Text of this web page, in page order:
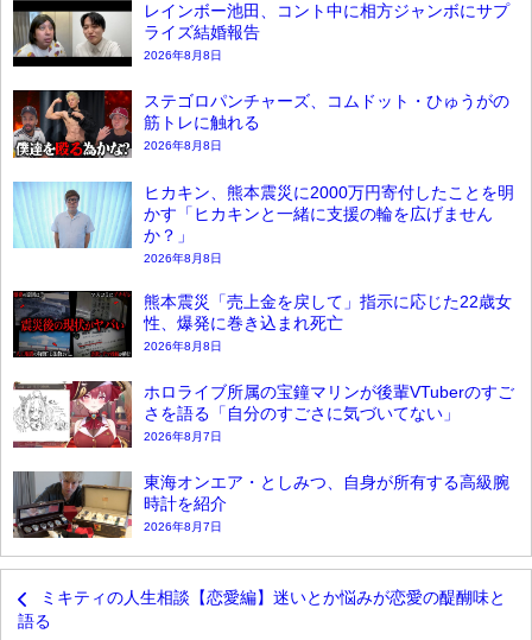
レインボー池田、コント中に相方ジャンボにサプ
ライズ結婚報告
2026年8月8日
ステゴロパンチャーズ、コムドット・ひゅうがの
筋トレに触れる
2026年8月8日
ヒカキン、熊本震災に2000万円寄付したことを明
かす「ヒカキンと一緒に支援の輪を広げません
か？」
2026年8月8日
熊本震災「売上金を戻して」指示に応じた22歳女
性、爆発に巻き込まれ死亡
2026年8月8日
ホロライブ所属の宝鐘マリンが後輩VTuberのすご
さを語る「自分のすごさに気づいてない」
2026年8月7日
東海オンエア・としみつ、自身が所有する高級腕
時計を紹介
2026年8月7日
ミキティの人生相談【恋愛編】迷いとか悩みが恋愛の醍醐味と
語る